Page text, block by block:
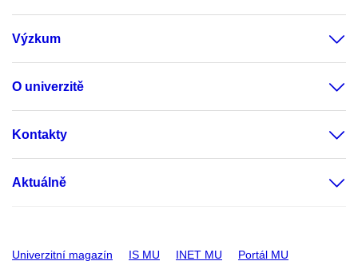
Výzkum
O univerzitě
Kontakty
Aktuálně
Univerzitní magazín IS MU INET MU Portál MU